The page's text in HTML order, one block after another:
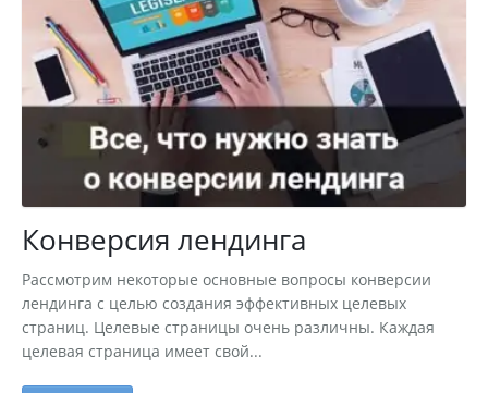
Конверсия лендинга
Рассмотрим некоторые основные вопросы конверсии
лендинга с целью создания эффективных целевых
страниц. Целевые страницы очень различны. Каждая
целевая страница имеет свой...